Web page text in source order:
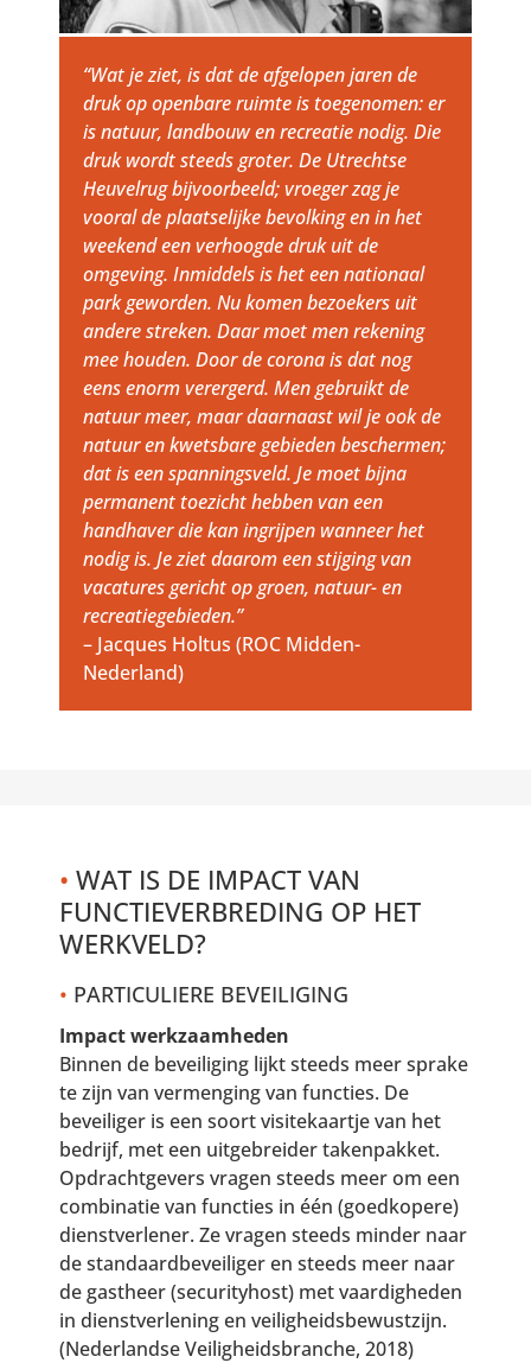
“Wat je ziet, is dat de afgelopen jaren de
druk op openbare ruimte is toegenomen: er
is natuur, landbouw en recreatie nodig. Die
druk wordt steeds groter. De Utrechtse
Heuvelrug bijvoorbeeld; vroeger zag je
vooral de plaatselijke bevolking en in het
weekend een verhoogde druk uit de
omgeving. Inmiddels is het een nationaal
park geworden. Nu komen bezoekers uit
andere streken. Daar moet men rekening
mee houden. Door de corona is dat nog
eens enorm verergerd. Men gebruikt de
natuur meer, maar daarnaast wil je ook de
natuur en kwetsbare gebieden beschermen;
dat is een spanningsveld. Je moet bijna
permanent toezicht hebben van een
handhaver die kan ingrijpen wanneer het
nodig is. Je ziet daarom een stijging van
vacatures gericht op groen, natuur- en
recreatiegebieden.”
– Jacques Holtus (ROC Midden-
Nederland)
• WAT IS DE IMPACT VAN
FUNCTIEVERBREDING OP HET
WERKVELD?
• PARTICULIERE BEVEILIGING
Impact werkzaamheden
Binnen de beveiliging lijkt steeds meer sprake
te zijn van vermenging van functies. De
beveiliger is een soort visitekaartje van het
bedrijf, met een uitgebreider takenpakket.
Opdrachtgevers vragen steeds meer om een
combinatie van functies in één (goedkopere)
dienstverlener. Ze vragen steeds minder naar
de standaardbeveiliger en steeds meer naar
de gastheer (securityhost) met vaardigheden
in dienstverlening en veiligheidsbewustzijn.
(Nederlandse Veiligheidsbranche, 2018)